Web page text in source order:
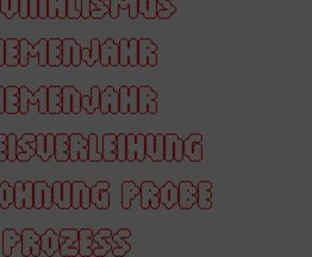
PROBE
PROZESS